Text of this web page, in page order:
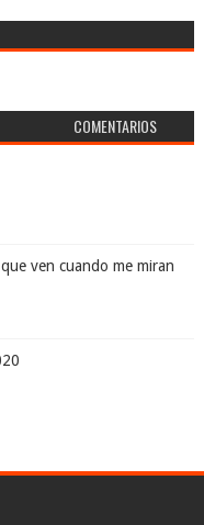
COMENTARIOS
ven cuando me miran